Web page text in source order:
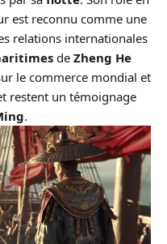
est reconnu comme une
relations internationales
de Zheng He
le commerce mondial et
restent un témoignage
.